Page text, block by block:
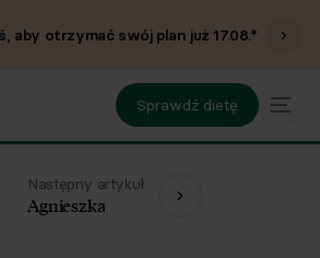
aby otrzymać swój plan już17.08.*
Sprawdź dietę
Następny artykuł
Agnieszka